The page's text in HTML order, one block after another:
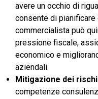
avere un occhio di
consente di pianificare
commercialista può
pressione fiscale,
economico e
aziendali.
Mitigazione dei rischi
competenze